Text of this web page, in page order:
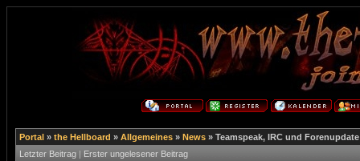
Portal » the Hellboard » Allgemeines » News » Teamspeak, IRC und Forenupdate
Letzter Beitrag | Erster ungelesener Beitrag